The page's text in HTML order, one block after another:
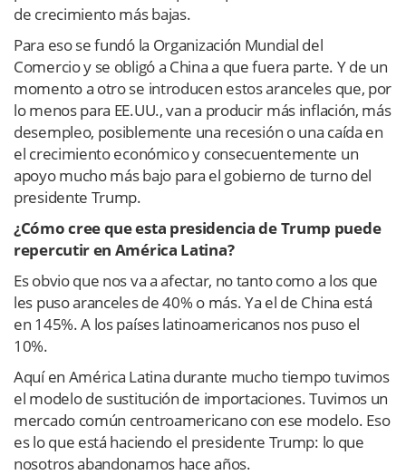
de crecimiento más bajas.
Para eso se fundó la Organización Mundial del
Comercio y se obligó a China a que fuera parte. Y de un
momento a otro se introducen estos aranceles que, por
lo menos para EE.UU., van a producir más inflación, más
desempleo, posiblemente una recesión o una caída en
el crecimiento económico y consecuentemente un
apoyo mucho más bajo para el gobierno de turno del
presidente Trump.
¿Cómo cree que esta presidencia de Trump puede
repercutir en América Latina?
Es obvio que nos va a afectar, no tanto como a los que
les puso aranceles de 40% o más. Ya el de China está
en 145%. A los países latinoamericanos nos puso el
10%.
Aquí en América Latina durante mucho tiempo tuvimos
el modelo de sustitución de importaciones. Tuvimos un
mercado común centroamericano con ese modelo. Eso
es lo que está haciendo el presidente Trump: lo que
nosotros abandonamos hace años.